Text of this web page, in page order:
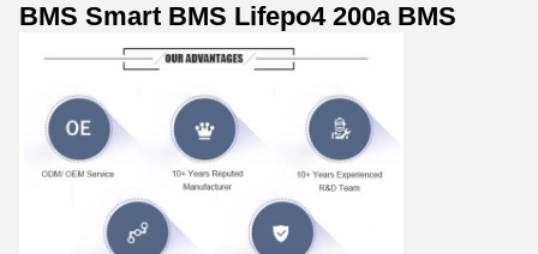
BMS Smart BMS Lifepo4 200a BMS